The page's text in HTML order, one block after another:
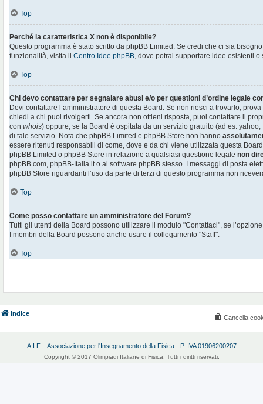
Top
Perché la caratteristica X non è disponibile?
Questo programma è stato scritto da phpBB Limited. Se credi che ci sia
funzionalità, visita il Centro Idee phpBB, dove potrai supportare idee esistenti
Top
Chi devo contattare per segnalare abusi e/o per questioni d’ordine legale
Devi contattare l’amministratore di questa Board. Se non riesci a trovarlo,
chiedi a chi puoi rivolgerti. Se ancora non ottieni risposta, puoi contattare il
con whois) oppure, se la Board è ospitata da un servizio gratuito (ad es. yahoo,
di tale servizio. Nota che phpBB Limited e phpBB Store non hanno
essere ritenuti responsabili di come, dove e da chi viene utilizzata questa
phpBB Limited o phpBB Store in relazione a qualsiasi questione legale non
phpBB.com, phpBB-Italia.it o al software phpBB stesso. I messaggi di posta
phpBB Store riguardanti l’uso da parte di terzi di questo programma non
Top
Come posso contattare un amministratore del Forum?
Tutti gli utenti della Board possono utilizzare il modulo "Contattaci", se
I membri della Board possono anche usare il collegamento "Staff".
Top
Indice
Cancella
A.I.F. - Associazione per l'Insegnamento della Fisica - P. IVA 01906200207
Copyright © 2017 Olimpiadi Italiane di Fisica. Tutti i diritti riservati.